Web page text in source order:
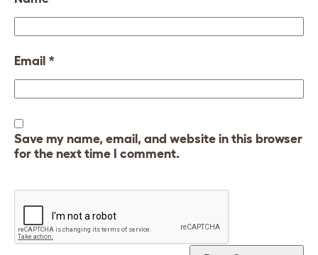
Email *
Save my name, email, and website in this browser
for the next time I comment.